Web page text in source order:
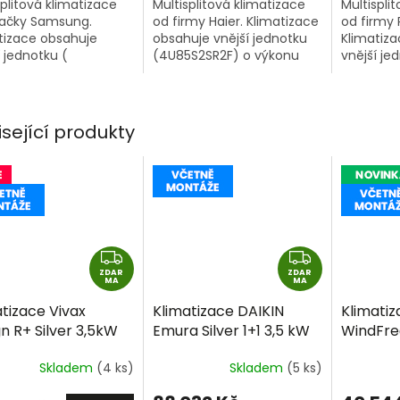
produkty
Z
D
A
ZDAR
MA
Vivax
R+ Silver 3,5kW
zdarma
Skladem (4 ks)
Z
D
R
A
ZDAR
MA
Klimatizace DAIKIN
Emura Silver 1+1 3,5 kW
Skladem (5 ks)
klimatizace
Samsung.
obsahuje
jednotku (
o...
Multisplitová klimatizace
od firmy Haier. Klimatizace
obsahuje vnější jednotku
(4U85S2SR2F) o výkonu
od firmy
vnější